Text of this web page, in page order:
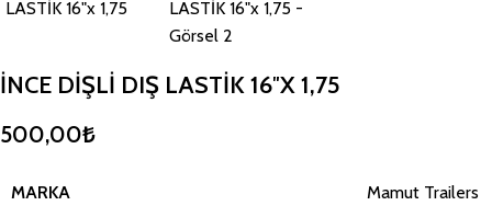
İNCE DİŞLİ DIŞ LASTİK 16″X 1,75
500,00₺
MARKA Mamut Trailers